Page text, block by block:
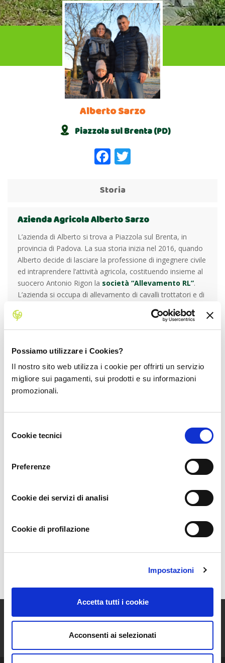
Possiamo utilizzare i Cookies?
Il nostro sito web utilizza i cookie per offrirti un servizio
migliore sui pagamenti, sui prodotti e su informazioni
promozionali.
delCookie tecnici
Preferenze
Cookie dei servizi di analisi
Cookie di profilazione
Impostazioni
Accetta tutti i cookie
Acconsenti ai selezionati
Alberto Sarzo
Piazzola sul Brenta (PD)
Facebook
Storia
Azienda Agricola Alberto Sarzo
L’azienda di Alberto si trova a Piazzola sul Brenta, in
provincia di Padova. La sua storia inizia nel 2016, quando
Alberto decide di lasciare la professione di ingegnere civile
ed intraprendere l’attività agricola, costituendo insieme al
suocero Antonio Rigon la società “Allevamento RL”.
L’azienda si occupa di allevamento di cavalli trottatori e di
famiglia che nonno Umberto prima e papà Lino poi hanno
sempre coltivato come attività secondaria.
testa:riconvertire tutte le superfici a biologico e
creare un piccolo frutteto di more di rovo, un
“unicum” nella pianura padana dell’agricoltura intensiva
convenzionale.
ma con il supporto costante della famiglia, ad inizio 2017
dimora.
l’avventura dei prodotti trasformati
Prodotti
ISCRIVITI ALLA NEWSLETTER